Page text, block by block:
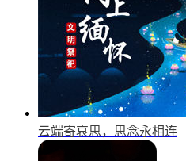
云端寄哀思，思念永相连